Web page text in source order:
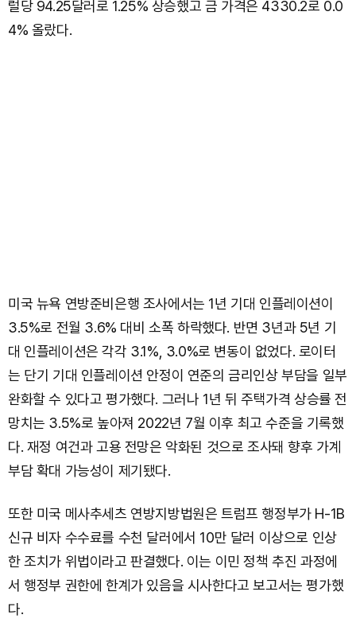
럴당 94.25달러로 1.25% 상승했고 금 가격은 4330.2로 0.0
4% 올랐다.
미국 뉴욕 연방준비은행 조사에서는 1년 기대 인플레이션이
3.5%로 전월 3.6% 대비 소폭 하락했다. 반면 3년과 5년 기
대 인플레이션은 각각 3.1%, 3.0%로 변동이 없었다. 로이터
는 단기 기대 인플레이션 안정이 연준의 금리인상 부담을 일부
완화할 수 있다고 평가했다. 그러나 1년 뒤 주택가격 상승률 전
망치는 3.5%로 높아져 2022년 7월 이후 최고 수준을 기록했
다. 재정 여건과 고용 전망은 악화된 것으로 조사돼 향후 가계
부담 확대 가능성이 제기됐다.
또한 미국 메사추세츠 연방지방법원은 트럼프 행정부가 H-1B
신규 비자 수수료를 수천 달러에서 10만 달러 이상으로 인상
한 조치가 위법이라고 판결했다. 이는 이민 정책 추진 과정에
서 행정부 권한에 한계가 있음을 시사한다고 보고서는 평가했
다.